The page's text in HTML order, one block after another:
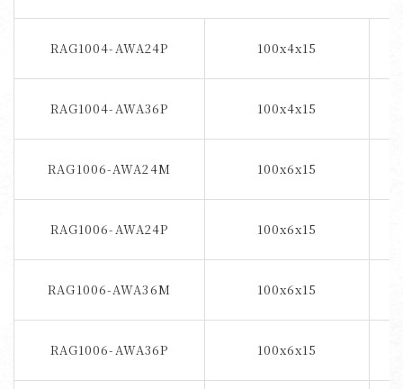
RAG1004-AWA24P 100x4x15
RAG1004-AWA36P 100x4x15
RAG1006-AWA24M 100x6x15
RAG1006-AWA24P 100x6x15
RAG1006-AWA36M 100x6x15
RAG1006-AWA36P 100x6x15